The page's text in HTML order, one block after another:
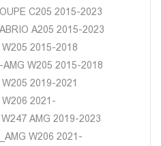
C205 2015-2023
A205 2015-2023
W205 2015-2018
AMG W205 2015-2018
2019-2021
W206 2021-
AMG 2019-2023
W206 2021-